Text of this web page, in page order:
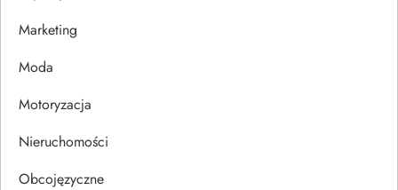
p
i
s
u
Marketing
Moda
Motoryzacja
Nieruchomości
Obcojęzyczne